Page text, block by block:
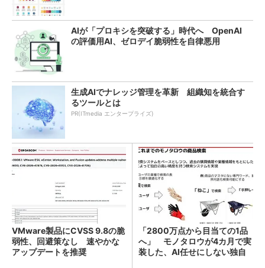
AIが「プロキシを突破する」時代へ OpenAI
の評価用AI、ゼロデイ脆弱性を自律悪用
生成AIでナレッジ管理を革新 組織知を統合す
るツールとは
PR(ITmedia エンタープライズ)
VMware製品にCVSS 9.8の脆
弱性、回避策なし 速やかな
アップデートを推奨
「2800万点から目当ての1品
へ」 モノタロウが4カ月で実
装した、AI任せにしない独自